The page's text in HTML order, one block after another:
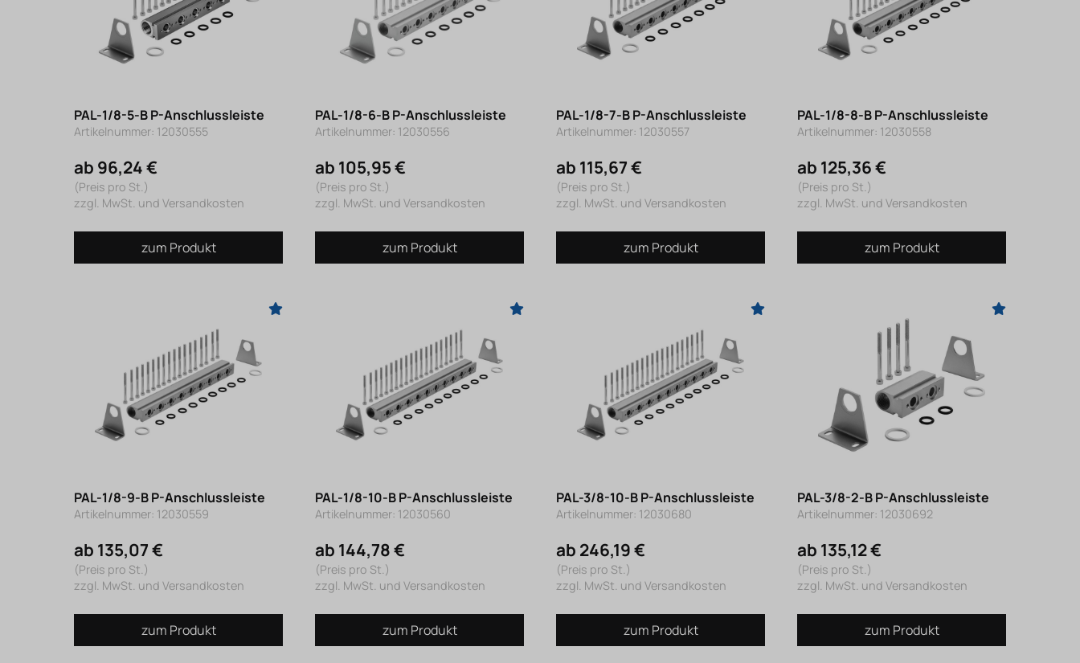
PAL-1/8-5-B P-Anschlussleiste
Artikelnummer: 12030555
ab 96,24 €
(Preis pro St.)
zzgl. MwSt. und Versandkosten
zum Produkt
PAL-1/8-6-B P-Anschlussleiste
Artikelnummer: 12030556
ab 105,95 €
(Preis pro St.)
zzgl. MwSt. und Versandkosten
zum Produkt
PAL-1/8-7-B P-Anschlussleiste
Artikelnummer: 12030557
ab 115,67 €
(Preis pro St.)
zzgl. MwSt. und Versandkosten
zum Produkt
PAL-1/8-8-B P-Anschlussleiste
Artikelnummer: 12030558
ab 125,36 €
(Preis pro St.)
zzgl. MwSt. und Versandkosten
zum Produkt
PAL-1/8-9-B P-Anschlussleiste
Artikelnummer: 12030559
ab 135,07 €
(Preis pro St.)
zzgl. MwSt. und Versandkosten
zum Produkt
PAL-1/8-10-B P-Anschlussleiste
Artikelnummer: 12030560
ab 144,78 €
(Preis pro St.)
zzgl. MwSt. und Versandkosten
zum Produkt
PAL-3/8-10-B P-Anschlussleiste
Artikelnummer: 12030680
ab 246,19 €
(Preis pro St.)
zzgl. MwSt. und Versandkosten
zum Produkt
PAL-3/8-2-B P-Anschlussleiste
Artikelnummer: 12030692
ab 135,12 €
(Preis pro St.)
zzgl. MwSt. und Versandkosten
zum Produkt